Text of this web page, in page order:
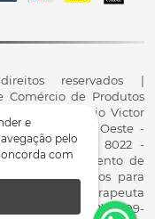
e
pelo
com
reservados |
Comércio de Produtos
78 | R. Antônio Victor
Tereza do Oeste -
0800 200 8022 -
de Funcionamento de
de Produtos para
- Fisioterapeuta
- Crefito8(PR): 8409-